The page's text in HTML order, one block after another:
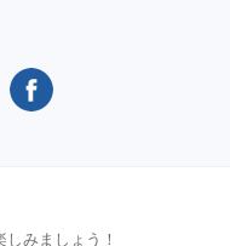
みましょう！